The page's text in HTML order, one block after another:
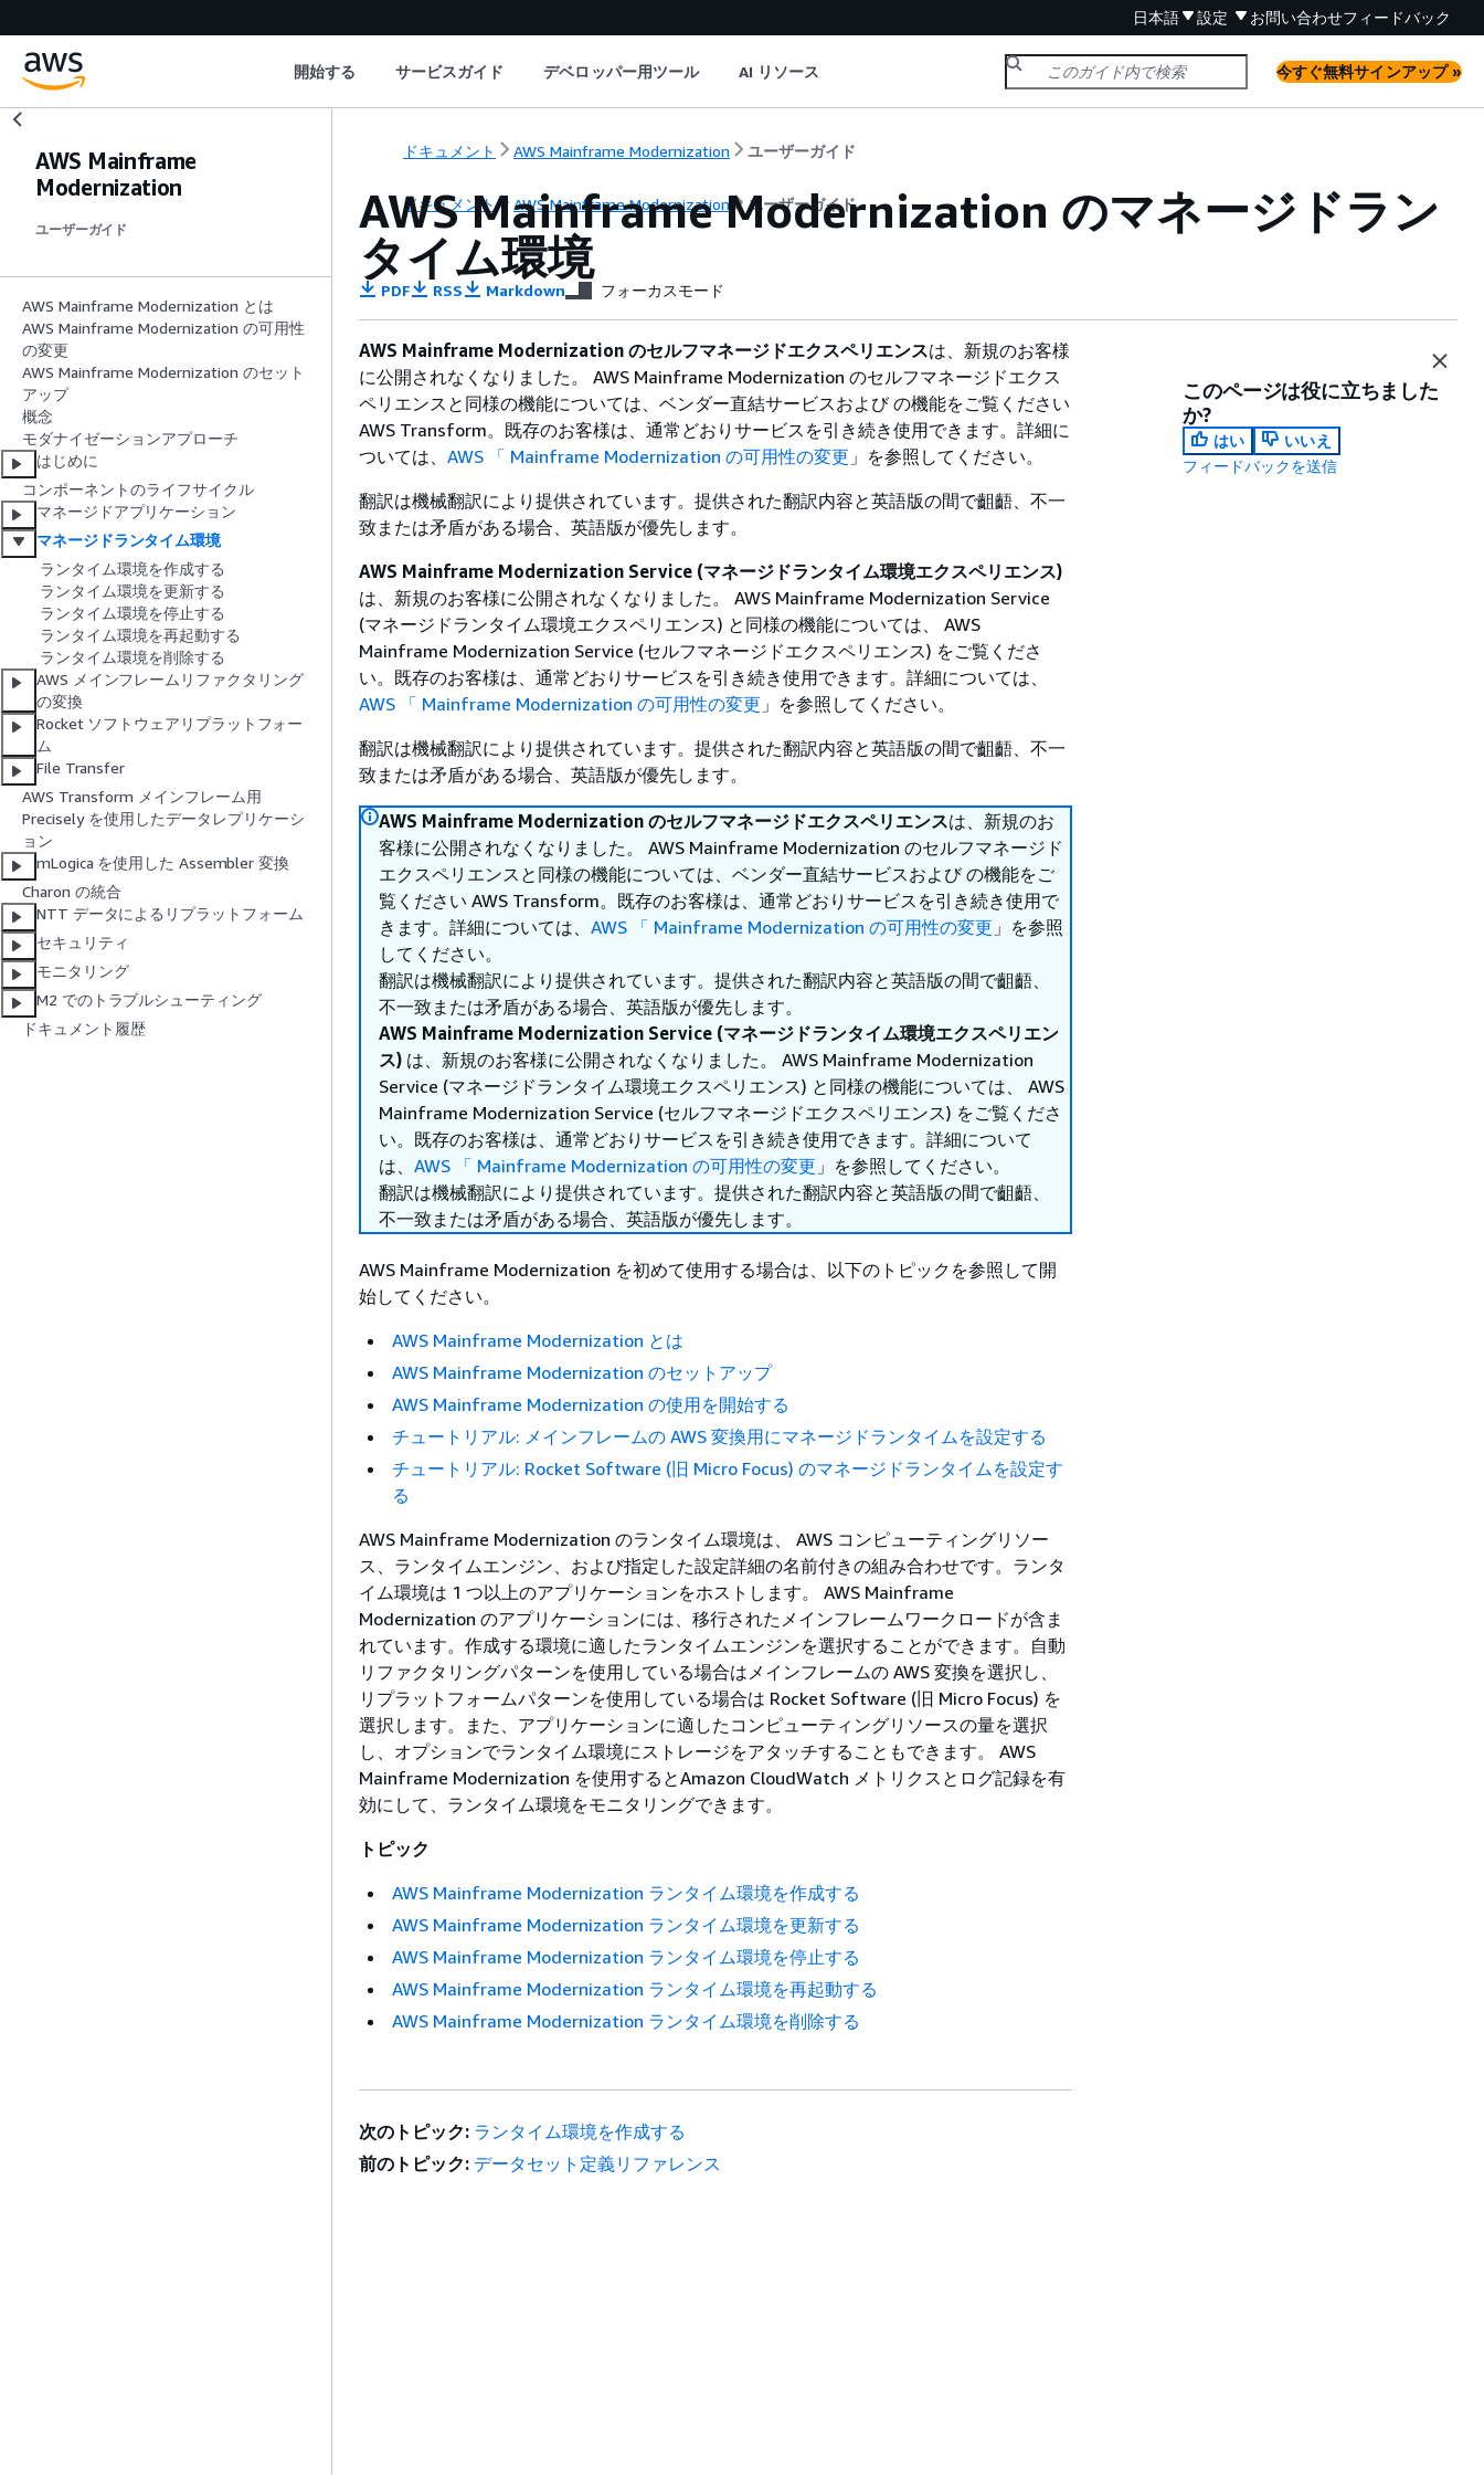
日本語 設定 お問い合わせフィードバック
開始する サービスガイド デベロッパー用ツール AI リソース 今すぐ無料サインアップ »
AWS Mainframe
Modernization
ユーザーガイド
AWS Mainframe Modernization とは
AWS Mainframe Modernization の可用性
の変更
AWS Mainframe Modernization のセット
アップ
概念
モダナイゼーションアプローチ
はじめに
コンポーネントのライフサイクル
マネージドアプリケーション
マネージドランタイム環境
ランタイム環境を作成する
ランタイム環境を更新する
ランタイム環境を停止する
ランタイム環境を再起動する
ランタイム環境を削除する
AWS メインフレームリファクタリング
の変換
Rocket ソフトウェアリプラットフォー
ム
File Transfer
AWS Transform メインフレーム用
Precisely を使用したデータレプリケーシ
ョン
mLogica を使用した Assembler 変換
Charon の統合
NTT データによるリプラットフォーム
セキュリティ
モニタリング
M2 でのトラブルシューティング
ドキュメント履歴
ドキュメント AWS Mainframe Modernization ユーザーガイド
ドキュメント AWS Mainframe Modernization ユーザーガイド
AWS Mainframe Modernization のマネージドラン
タイム環境
PDF RSS Markdown フォーカスモード
AWS Mainframe Modernization のセルフマネージドエクスペリエンスは、新規のお客様
に公開されなくなりました。 AWS Mainframe Modernization のセルフマネージドエクス
ペリエンスと同様の機能については、ベンダー直結サービスおよび の機能をご覧ください
AWS Transform。既存のお客様は、通常どおりサービスを引き続き使用できます。詳細に
ついては、 AWS 「 Mainframe Modernization の可用性の変更 」を参照してください。
翻訳は機械翻訳により提供されています。提供された翻訳内容と英語版の間で齟齬、不一
致または矛盾がある場合、英語版が優先します。
AWS Mainframe Modernization Service (マネージドランタイム環境エクスペリエンス)
は、新規のお客様に公開されなくなりました。 AWS Mainframe Modernization Service
(マネージドランタイム環境エクスペリエンス) と同様の機能については、 AWS
Mainframe Modernization Service (セルフマネージドエクスペリエンス) をご覧くださ
い。既存のお客様は、通常どおりサービスを引き続き使用できます。詳細については、
AWS 「 Mainframe Modernization の可用性の変更 」を参照してください。
翻訳は機械翻訳により提供されています。提供された翻訳内容と英語版の間で齟齬、不一
致または矛盾がある場合、英語版が優先します。
AWS Mainframe Modernization のセルフマネージドエクスペリエンスは、新規のお
客様に公開されなくなりました。 AWS Mainframe Modernization のセルフマネージド
エクスペリエンスと同様の機能については、ベンダー直結サービスおよび の機能をご
覧ください AWS Transform。既存のお客様は、通常どおりサービスを引き続き使用で
きます。詳細については、 AWS 「 Mainframe Modernization の可用性の変更 」を参照
してください。
翻訳は機械翻訳により提供されています。提供された翻訳内容と英語版の間で齟齬、
不一致または矛盾がある場合、英語版が優先します。
AWS Mainframe Modernization Service (マネージドランタイム環境エクスペリエン
ス) は、新規のお客様に公開されなくなりました。 AWS Mainframe Modernization
Service (マネージドランタイム環境エクスペリエンス) と同様の機能については、 AWS
Mainframe Modernization Service (セルフマネージドエクスペリエンス) をご覧くださ
い。既存のお客様は、通常どおりサービスを引き続き使用できます。詳細について
は、 AWS 「 Mainframe Modernization の可用性の変更 」を参照してください。
翻訳は機械翻訳により提供されています。提供された翻訳内容と英語版の間で齟齬、
不一致または矛盾がある場合、英語版が優先します。
AWS Mainframe Modernization を初めて使用する場合は、以下のトピックを参照して開
始してください。
AWS Mainframe Modernization とは
AWS Mainframe Modernization のセットアップ
AWS Mainframe Modernization の使用を開始する
チュートリアル: メインフレームの AWS 変換用にマネージドランタイムを設定する
チュートリアル: Rocket Software (旧 Micro Focus) のマネージドランタイムを設定す
る
AWS Mainframe Modernization のランタイム環境は、 AWS コンピューティングリソー
ス、ランタイムエンジン、および指定した設定詳細の名前付きの組み合わせです。ランタ
イム環境は 1 つ以上のアプリケーションをホストします。 AWS Mainframe
Modernization のアプリケーションには、移行されたメインフレームワークロードが含ま
れています。作成する環境に適したランタイムエンジンを選択することができます。自動
リファクタリングパターンを使用している場合はメインフレームの AWS 変換を選択し、
リプラットフォームパターンを使用している場合は Rocket Software (旧 Micro Focus) を
選択します。また、アプリケーションに適したコンピューティングリソースの量を選択
し、オプションでランタイム環境にストレージをアタッチすることもできます。 AWS
Mainframe Modernization を使用するとAmazon CloudWatch メトリクスとログ記録を有
効にして、ランタイム環境をモニタリングできます。
トピック
AWS Mainframe Modernization ランタイム環境を作成する
AWS Mainframe Modernization ランタイム環境を更新する
AWS Mainframe Modernization ランタイム環境を停止する
AWS Mainframe Modernization ランタイム環境を再起動する
AWS Mainframe Modernization ランタイム環境を削除する
このページは役に立ちました
か?
はい
いいえ
フィードバックを送信
次のトピック: ランタイム環境を作成する
前のトピック: データセット定義リファレンス